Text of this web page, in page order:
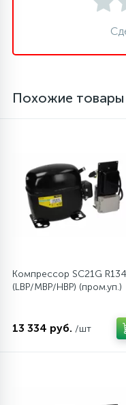
Таходатчики
ТЭНы
Улитки помп
Шланги залива
Щетки
Электронные
Похожие товары
Компрессор SC21G
(LBP/MBP/HBP) (пром.уп.)
13 334 руб. /шт